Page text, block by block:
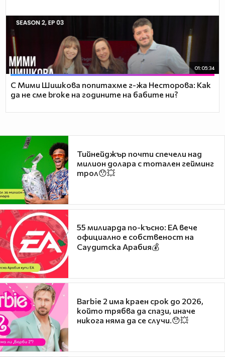
01:05:34
С Мими Шишкова попитахме г-жа Несторова: Как
да не сме broke на годините на бабите ни?
Тийнейджър почти спечели над
милион долара с тотален гейминг
трол😯💥
55 милиарда по-късно: EA вече
официално е собственост на
Саудитска Арабия💰
Barbie 2 има краен срок до 2026,
който трябва да спази, иначе
никога няма да се случи.😯💥